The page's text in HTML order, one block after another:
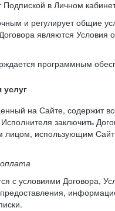
Подпиской в Личном
и регулирует общие
являются Условия
программным
услуг
на Сайте, содержит
заключить
лицом, использующим
оплата
с условиями Договора,